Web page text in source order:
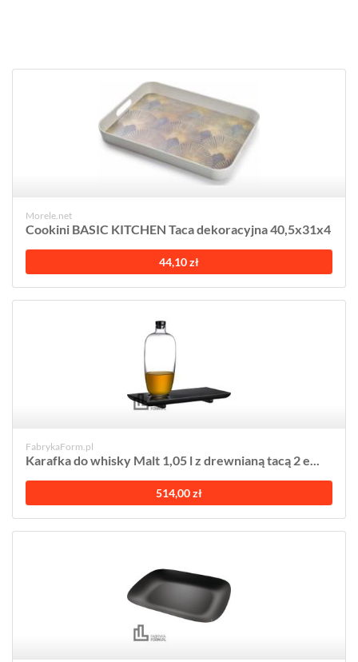
Morele.net
Cookini BASIC KITCHEN Taca dekoracyjna 40,5x31x4
44,10 zł
FabrykaForm.pl
Karafka do whisky Malt 1,05 l z drewnianą tacą 2 e...
514,00 zł